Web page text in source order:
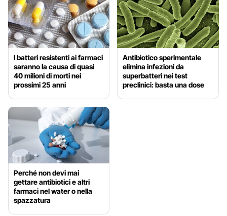
I batteri resistenti ai farmaci
saranno la causa di quasi
40 milioni di morti nei
prossimi 25 anni
Antibiotico sperimentale
elimina infezioni da
superbatteri nei test
preclinici: basta una dose
Perché non devi mai
gettare antibiotici e altri
farmaci nel water o nella
spazzatura